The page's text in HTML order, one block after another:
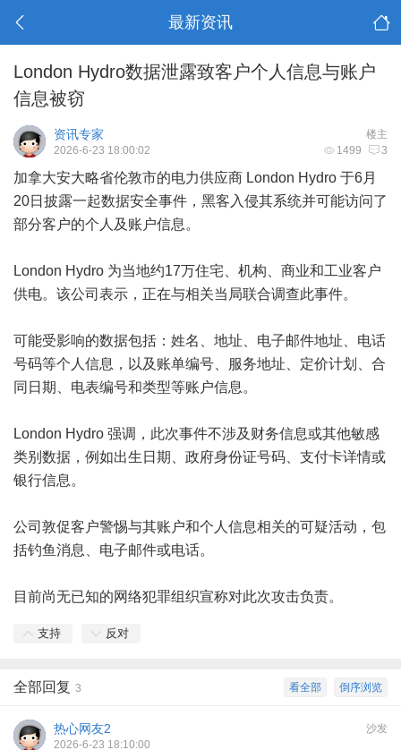
最新资讯
London Hydro数据泄露致客户个人信息与账户
信息被窃
楼主
资讯专家
1499 3
2026-6-23 18:00:02
加拿大安大略省伦敦市的电力供应商 London Hydro 于6月
20日披露一起数据安全事件，黑客入侵其系统并可能访问了
部分客户的个人及账户信息。
London Hydro 为当地约17万住宅、机构、商业和工业客户
供电。该公司表示，正在与相关当局联合调查此事件。
可能受影响的数据包括：姓名、地址、电子邮件地址、电话
号码等个人信息，以及账单编号、服务地址、定价计划、合
同日期、电表编号和类型等账户信息。
London Hydro 强调，此次事件不涉及财务信息或其他敏感
类别数据，例如出生日期、政府身份证号码、支付卡详情或
银行信息。
公司敦促客户警惕与其账户和个人信息相关的可疑活动，包
括钓鱼消息、电子邮件或电话。
目前尚无已知的网络犯罪组织宣称对此次攻击负责。
支持 反对
倒序浏览
看全部
全部回复 3
沙发
热心网友2
2026-6-23 18:10:00